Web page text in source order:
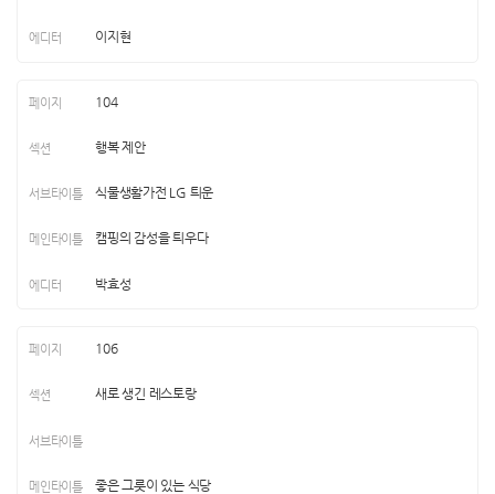
이지현
104
행복 제안
식물생활가전 LG 틔운
캠핑의 감성을 틔우다
박효성
106
새로 생긴 레스토랑
좋은 그릇이 있는 식당